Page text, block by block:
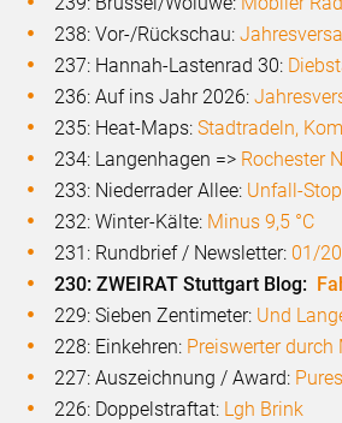
238: Vor-/Rückschau:
237: Hannah-Lastenrad 30:
236: Auf ins Jahr 2026:
235: Heat-Maps:Stadtradeln,
234: Langenhagen => Rochester
233: Niederrader Allee: Unfall-
232: Winter-Kälte: Minus 9,5 °C
231: Rundbrief / Newsletter: 01/
230: ZWEIRAT Stuttgart Blog:
229: Sieben Zentimeter: Und
228: Einkehren: Preiswerter durch
227: Auszeichnung / Award:
226: Doppelstraftat: Lgh Brink